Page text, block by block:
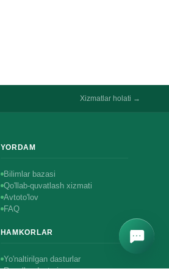
Xizmatlar holati →
YORDAM
Bilimlar bazasi
Qo'llab-quvatlash xizmati
Avtoto'lov
FAQ
HAMKORLAR
Yo'naltirilgan dasturlar
Resellar dasturi